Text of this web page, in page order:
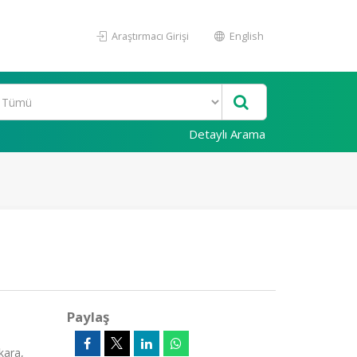
Araştırmacı Girişi English
Detaylı Arama
Paylaş